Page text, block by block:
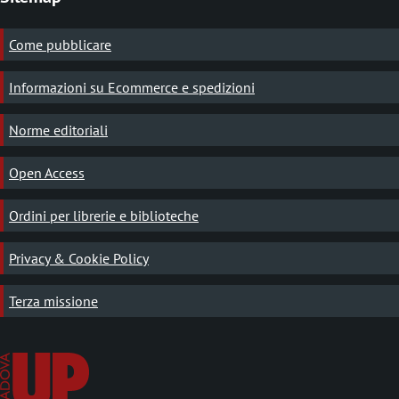
Come pubblicare
Informazioni su Ecommerce e spedizioni
Norme editoriali
Open Access
Ordini per librerie e biblioteche
Privacy & Cookie Policy
Terza missione